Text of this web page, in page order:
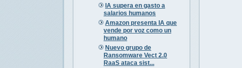
IA supera en gasto a
salarios humanos
Amazon presenta IA que
vende por voz como un
humano
Nuevo grupo de
Ransomware Vect 2.0
RaaS ataca sist...